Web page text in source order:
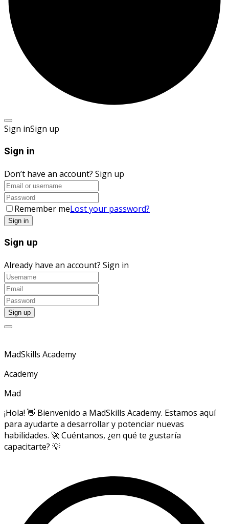
Sign inSign up
Sign in
Don’t have an account? Sign up
Remember meLost your password?
Sign up
Already have an account? Sign in
MadSkills Academy
Academy
Mad
¡Hola! 👋 Bienvenido a MadSkills Academy. Estamos aquí
para ayudarte a desarrollar y potenciar nuevas
habilidades. 🚀 Cuéntanos, ¿en qué te gustaría
capacitarte? 💡